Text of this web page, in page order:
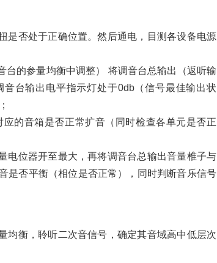
是否处于正确位置。然后通电，目测各设备电源
的参量均衡中调整） 将调音台总输出（返听输
台输出电平指示灯处于0db（信号最佳输出状
的音箱是否正常扩音（同时检查各单元是否正
电位器开至最大，再将调音台总输出音量椎子与
是否平衡（相位是否正常），同时判断音乐信号
均衡，聆听二次音信号，确定其音域高中低层次